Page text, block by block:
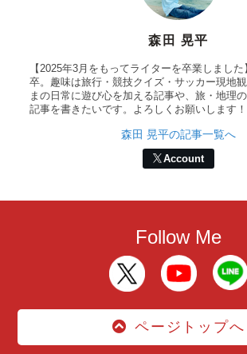
森田 晃平
【2025年3月をもってライターを卒業しまし
卒。趣味は旅行・競技クイズ・サッカー現地
まの日常に遊び心を加える記事や、旅・地理
記事を書きたいです。よろしくお願いします！
森田 晃平の記事一覧へ
Account
Follow Me
ページトップへ